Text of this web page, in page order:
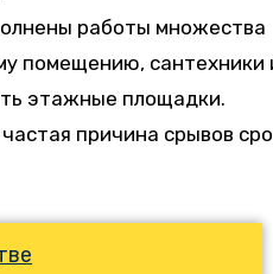
работы множества
помещению, сантехники
этажные площадки.
причина срывов